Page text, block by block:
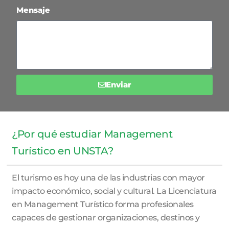
Mensaje
Enviar
¿Por qué estudiar Management
Turístico en UNSTA?
El turismo es hoy una de las industrias con mayor
impacto económico, social y cultural. La Licenciatura
en Management Turístico forma profesionales
capaces de gestionar organizaciones, destinos y